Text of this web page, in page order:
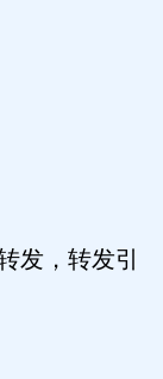
发，转发引